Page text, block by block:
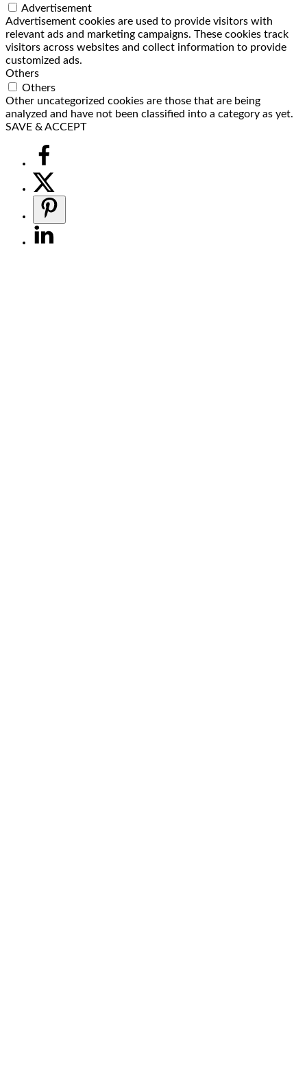
Advertisement
Advertisement cookies are used to provide visitors with
relevant ads and marketing campaigns. These cookies track
visitors across websites and collect information to provide
customized ads.
Others
Others
Other uncategorized cookies are those that are being
analyzed and have not been classified into a category as yet.
SAVE & ACCEPT